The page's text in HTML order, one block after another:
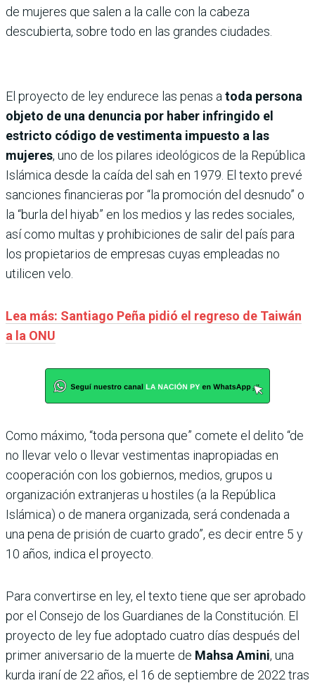
de mujeres que salen a la calle con la cabeza
descubierta, sobre todo en las grandes ciudades.
El proyecto de ley endurece las penas a toda persona
objeto de una denuncia por haber infringido el
estricto código de vestimenta impuesto a las
mujeres, uno de los pilares ideológicos de la República
Islámica desde la caída del sah en 1979. El texto prevé
sanciones financieras por “la promoción del desnudo” o
la “burla del hiyab” en los medios y las redes sociales,
así como multas y prohibiciones de salir del país para
los propietarios de empresas cuyas empleadas no
utilicen velo.
Lea más: Santiago Peña pidió el regreso de Taiwán
a la ONU
Como máximo, “toda persona que” comete el delito “de
no llevar velo o llevar vestimentas inapropiadas en
cooperación con los gobiernos, medios, grupos u
organización extranjeras u hostiles (a la República
Islámica) o de manera organizada, será condenada a
una pena de prisión de cuarto grado”, es decir entre 5 y
10 años, indica el proyecto.
Para convertirse en ley, el texto tiene que ser aprobado
por el Consejo de los Guardianes de la Constitución. El
proyecto de ley fue adoptado cuatro días después del
primer aniversario de la muerte de Mahsa Amini, una
kurda iraní de 22 años, el 16 de septiembre de 2022 tras